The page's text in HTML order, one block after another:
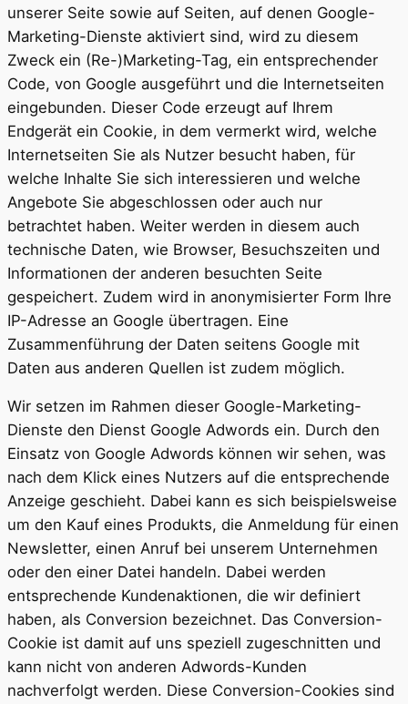
unserer Seite sowie auf Seiten, auf denen Google-
Marketing-Dienste aktiviert sind, wird zu diesem
Zweck ein (Re-)Marketing-Tag, ein entsprechender
Code, von Google ausgeführt und die Internetseiten
eingebunden. Dieser Code erzeugt auf Ihrem
Endgerät ein Cookie, in dem vermerkt wird, welche
Internetseiten Sie als Nutzer besucht haben, für
welche Inhalte Sie sich interessieren und welche
Angebote Sie abgeschlossen oder auch nur
betrachtet haben. Weiter werden in diesem auch
technische Daten, wie Browser, Besuchszeiten und
Informationen der anderen besuchten Seite
gespeichert. Zudem wird in anonymisierter Form Ihre
IP-Adresse an Google übertragen. Eine
Zusammenführung der Daten seitens Google mit
Daten aus anderen Quellen ist zudem möglich.
Wir setzen im Rahmen dieser Google-Marketing-
Dienste den Dienst Google Adwords ein. Durch den
Einsatz von Google Adwords können wir sehen, was
nach dem Klick eines Nutzers auf die entsprechende
Anzeige geschieht. Dabei kann es sich beispielsweise
um den Kauf eines Produkts, die Anmeldung für einen
Newsletter, einen Anruf bei unserem Unternehmen
oder den einer Datei handeln. Dabei werden
entsprechende Kundenaktionen, die wir definiert
haben, als Conversion bezeichnet. Das Conversion-
Cookie ist damit auf uns speziell zugeschnitten und
kann nicht von anderen Adwords-Kunden
nachverfolgt werden. Diese Conversion-Cookies sind